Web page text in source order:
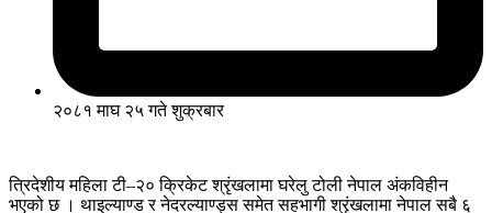
२०८१ माघ २५ गते शुक्रबार
त्रिदेशीय महिला टी–२० क्रिकेट श्रृंखलामा घरेलु टोली नेपाल अंकविहीन
भएको छ । थाइल्याण्ड र नेदरल्याण्ड्स समेत सहभागी श्रृंखलामा नेपाल सबै ६